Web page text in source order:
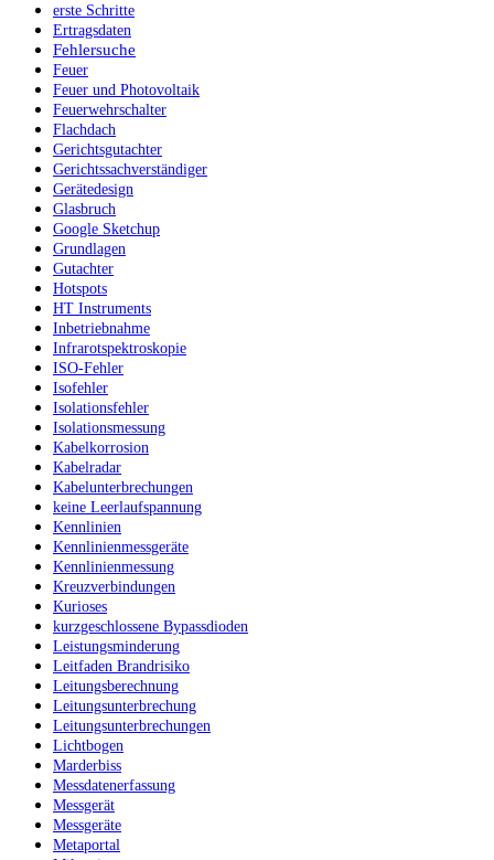
erste Schritte
Ertragsdaten
Fehlersuche
Feuer
Feuer und Photovoltaik
Feuerwehrschalter
Flachdach
Gerichtsgutachter
Gerichtssachverständiger
Gerätedesign
Glasbruch
Google Sketchup
Grundlagen
Gutachter
Hotspots
HT Instruments
Inbetriebnahme
Infrarotspektroskopie
ISO-Fehler
Isofehler
Isolationsfehler
Isolationsmessung
Kabelkorrosion
Kabelradar
Kabelunterbrechungen
keine Leerlaufspannung
Kennlinien
Kennlinienmessgeräte
Kennlinienmessung
Kreuzverbindungen
Kurioses
kurzgeschlossene Bypassdioden
Leistungsminderung
Leitfaden Brandrisiko
Leitungsberechnung
Leitungsunterbrechung
Leitungsunterbrechungen
Lichtbogen
Marderbiss
Messdatenerfassung
Messgerät
Messgeräte
Metaportal